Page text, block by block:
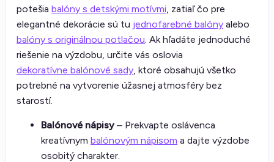
potešia balóny s detskými motívmi, zatiaľ čo pre
elegantné dekorácie sú tu jednofarebné balóny alebo
balóny s originálnou potlačou. Ak hľadáte jednoduché
riešenie na výzdobu, určite vás oslovia
dekoratívne balónové sady, ktoré obsahujú všetko
potrebné na vytvorenie úžasnej atmosféry bez
starostí.
Balónové nápisy– Prekvapte oslávenca
kreatívnym balónovým nápisom a dajte výzdobe
osobitý charakter.